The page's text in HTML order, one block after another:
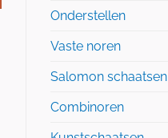
Onderstellen
Vaste noren
Salomon schaatsen
Combinoren